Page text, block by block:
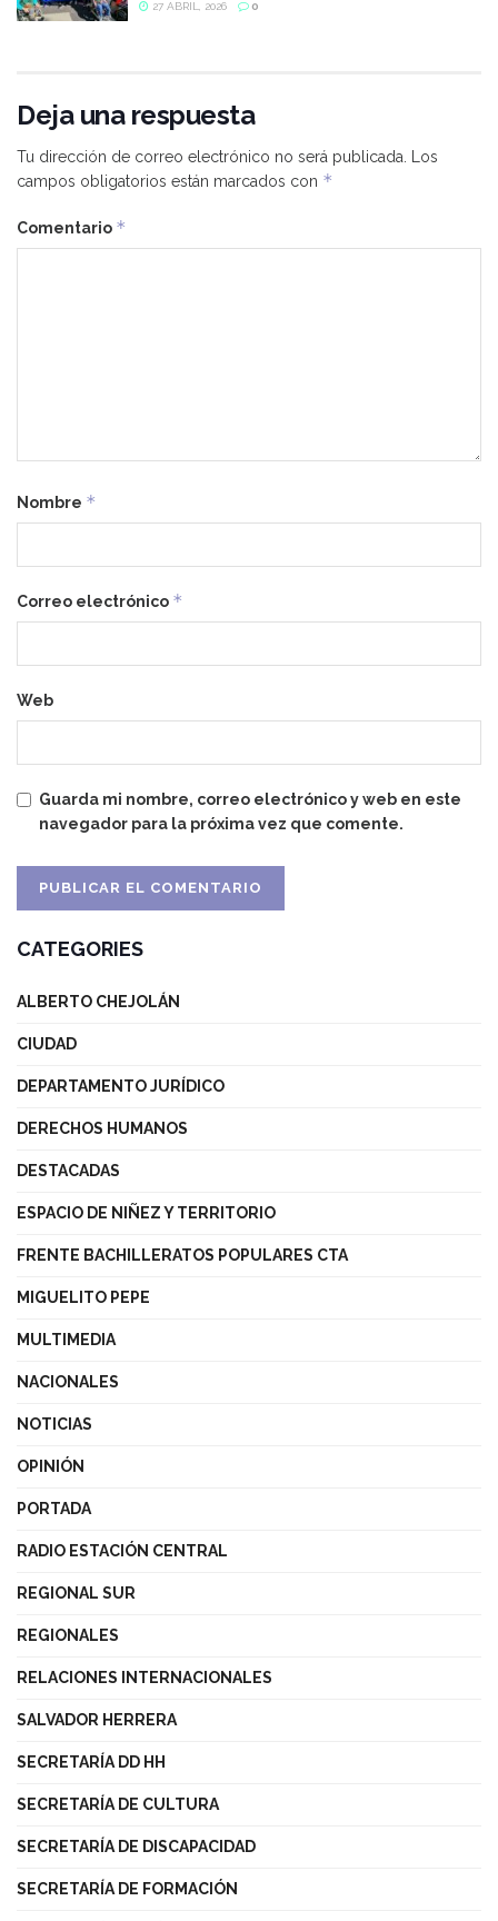
27 ABRIL, 2026 0
Deja una respuesta
Tu dirección de correo electrónico no será publicada.
Los
campos obligatorios están marcados con *
Comentario *
Nombre *
Correo electrónico *
Web
Guarda mi nombre, correo electrónico y web en este
navegador para la próxima vez que comente.
CATEGORIES
ALBERTO CHEJOLÁN
CIUDAD
DEPARTAMENTO JURÍDICO
DERECHOS HUMANOS
DESTACADAS
ESPACIO DE NIÑEZ Y TERRITORIO
FRENTE BACHILLERATOS POPULARES CTA
MIGUELITO PEPE
MULTIMEDIA
NACIONALES
NOTICIAS
OPINIÓN
PORTADA
RADIO ESTACIÓN CENTRAL
REGIONAL SUR
REGIONALES
RELACIONES INTERNACIONALES
SALVADOR HERRERA
SECRETARÍA DD HH
SECRETARÍA DE CULTURA
SECRETARÍA DE DISCAPACIDAD
SECRETARÍA DE FORMACIÓN